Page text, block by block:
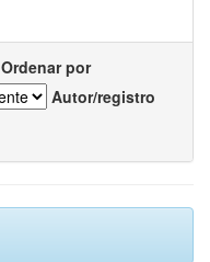
Ordenar por
Autor/registro